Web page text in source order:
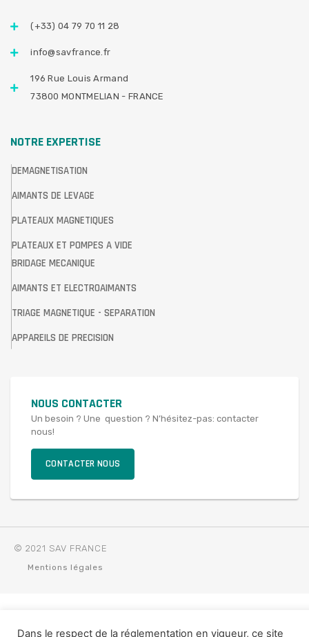
(+33) 04 79 70 11 28
info@savfrance.fr
196 Rue Louis Armand
73800 MONTMELIAN - FRANCE
NOTRE EXPERTISE
DEMAGNETISATION
AIMANTS DE LEVAGE
PLATEAUX MAGNETIQUES
PLATEAUX ET POMPES A VIDE
BRIDAGE MECANIQUE
AIMANTS ET ELECTROAIMANTS
TRIAGE MAGNETIQUE - SEPARATION
APPAREILS DE PRECISION
NOUS CONTACTER
Un besoin ? Une question ? N’hésitez-pas: contacter
nous!
CONTACTER NOUS
© 2021 SAV FRANCE
Mentions légales
Dans le respect de la réglementation en vigueur, ce site